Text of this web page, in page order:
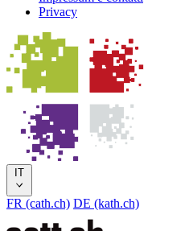
Privacy
IT
FR (cath.ch) DE (kath.ch)